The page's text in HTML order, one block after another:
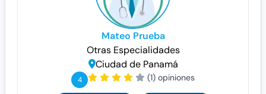
Mateo Prueba
Otras Especialidades
Ciudad de Panamá
4 (1) opiniones